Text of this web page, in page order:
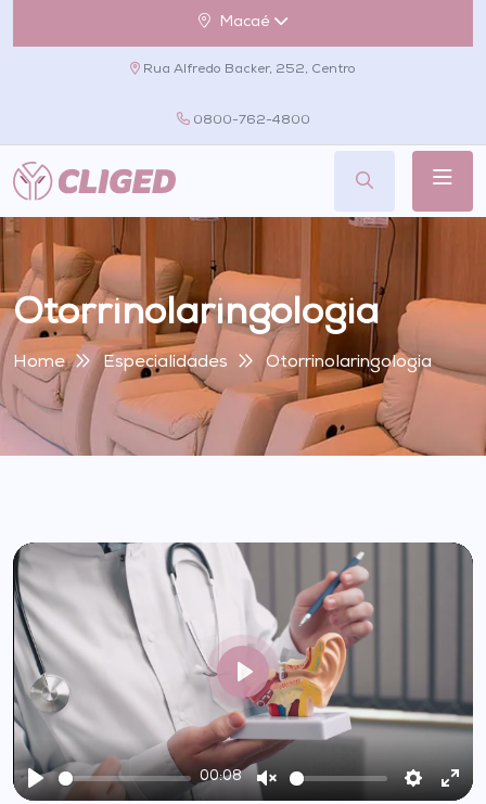
Macaé
Rua Alfredo Backer, 252, Centro
0800-762-4800
Otorrinolaringologia
Home Especialidades Otorrinolaringologia
00:08
Play